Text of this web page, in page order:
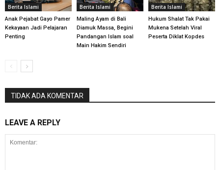
Berita Islami
Anak Pejabat Gayo Pamer
Kekayaan Jadi Pelajaran
Penting
Berita Islami
Maling Ayam di Bali
Diamuk Massa, Begini
Pandangan Islam soal
Main Hakim Sendiri
Berita Islami
Hukum Shalat Tak Pakai
Mukena Setelah Viral
Peserta Diklat Kopdes
TIDAK ADA KOMENTAR
LEAVE A REPLY